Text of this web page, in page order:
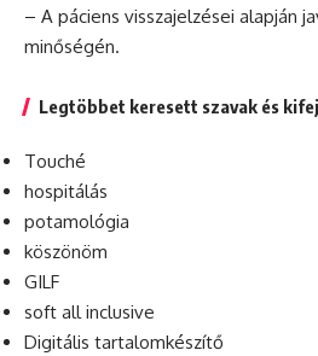
– A páciens visszajelzései alapján
minőségén.
Legtöbbet keresett szavak és
Touché
hospitálás
potamológia
köszönöm
GILF
soft all inclusive
Digitális tartalomkészítő